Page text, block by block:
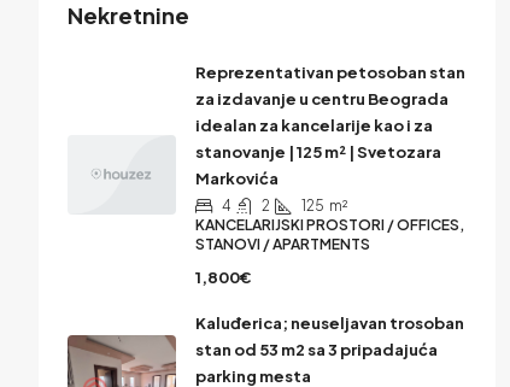
Nekretnine
Reprezentativan petosoban stan
za izdavanje u centru Beograda
idealan za kancelarije kao i za
stanovanje | 125 m² | Svetozara
Markovića
4 2 125 m²
KANCELARIJSKI PROSTORI / OFFICES,
STANOVI / APARTMENTS
1,800€
Kaluđerica; neuseljavan trosoban
stan od 53 m2 sa 3 pripadajuća
parking mesta